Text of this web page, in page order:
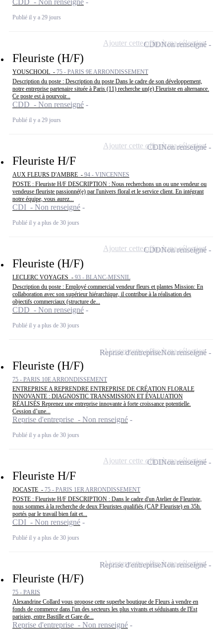
Publié il y a 29 jours
Fleuriste (H/F)
YOUSCHOOL - 75 - PARIS 9E ARRONDISSEMENT
Description du poste : Description du poste Dans le cadre de son développement,
notre entreprise partenaire située à Paris (11) recherche un(e) Fleuriste en alternance.
Ce poste est à pourvoir...
CDD - Non renseigné
Publié il y a 29 jours
CDDNon renseigné
Ajouter cette offre à ma sélection
Fleuriste H/F
AUX FLEURS D'AMBRE - 94 - VINCENNES
POSTE : Fleuriste H/F DESCRIPTION : Nous recherchons un ou une vendeur ou
vendeuse fleuriste passionné(e) par l'univers floral et le service client. En intégrant
notre équipe, vous aurez...
CDI - Non renseigné
Publié il y a plus de 30 jours
CDINon renseigné
Ajouter cette offre à ma sélection
Fleuriste (H/F)
LECLERC VOYAGES - 93 - BLANC-MESNIL
Description du poste : Employé commercial vendeur fleurs et plantes Mission: En
collaboration avec son supérieur hiérarchique, il contribue à la réalisation des
objectifs commerciaux (structure de...
CDD - Non renseigné
Publié il y a plus de 30 jours
CDDNon renseigné
Ajouter cette offre à ma sélection
Fleuriste (H/F)
75 - PARIS 10E ARRONDISSEMENT
ENTREPRISE A REPRENDRE ENTREPRISE DE CRÉATION FLORALE
INNOVANTE : DIAGNOSTIC TRANSMISSION ET ÉVALUATION
RÉALISÉS Reprenez une entreprise innovante à forte croissance potentielle.
Cession d’une...
Reprise d'entreprise - Non renseigné
Publié il y a plus de 30 jours
Reprise d'entrepriseNon renseigné
Ajouter cette offre à ma sélection
Fleuriste H/F
JOCASTE - 75 - PARIS 1ER ARRONDISSEMENT
POSTE : Fleuriste H/F DESCRIPTION : Dans le cadre d'un Atelier de Fleuriste,
nous sommes à la recherche de deux Fleuristes qualifiés (CAP Fleuriste) en 35h.
portés par le travail bien fait et...
CDI - Non renseigné
Publié il y a plus de 30 jours
CDINon renseigné
Ajouter cette offre à ma sélection
Fleuriste (H/F)
75 - PARIS
Alexandrine Collard vous propose cette superbe boutique de Fleurs à vendre en
fonds de commerce dans l'un des secteurs les plus vivants et séduisants de l'Est
parisien, entre Bastille et Gare de...
Reprise d'entreprise - Non renseigné
Reprise d'entrepriseNon renseigné
Ajouter cette offre à ma sélection